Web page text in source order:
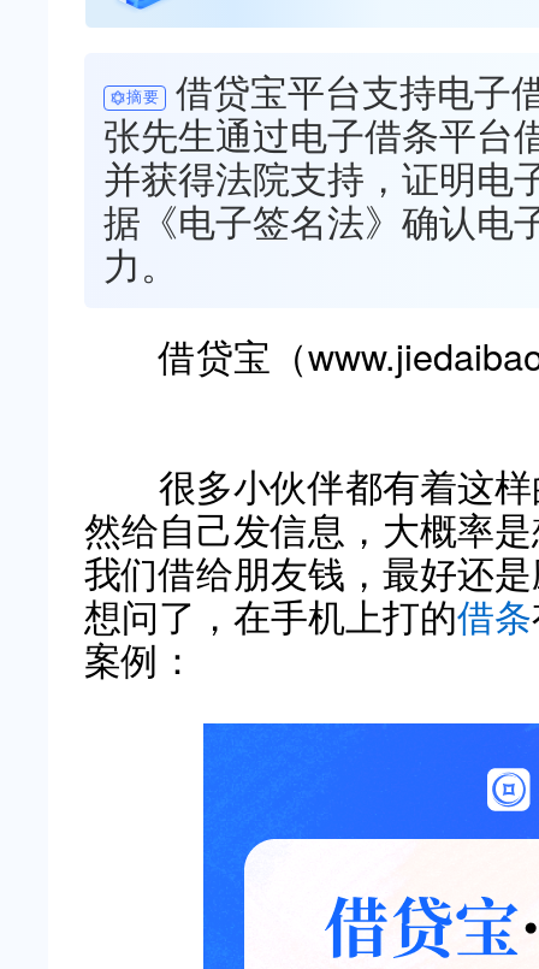
摘要
借贷宝平台支持电子
张先生通过电子借条平台
并获得法院支持，证明电
据《电子签名法》确认电
力。
借贷宝（
很多小伙伴都有着这样
然给自己发信息，大概率
我们借给朋友钱，最好还
想问了，在手机上打的借条
案例：